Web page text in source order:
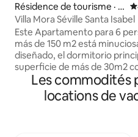
Résidence de tourisme · C
asco Antiguo
Villa Mora Séville Santa Isabel
Este Apartamento para 6
más de 150 m2 está
diseñado, el dormitorio
superficie de más de 30m2
muy original integrado y los
menos 15 m2. Piso exclusivo,
conceptualizado con un
Les commodités
locations de